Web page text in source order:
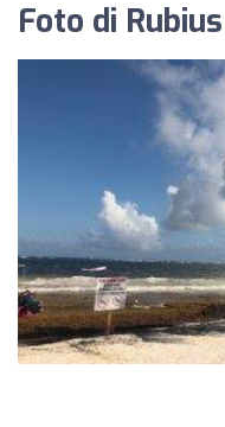
Foto di